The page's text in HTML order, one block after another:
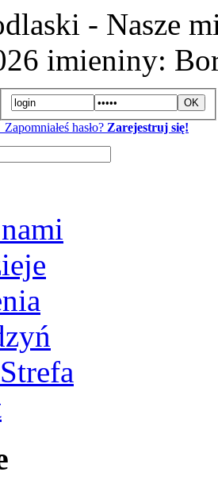
- Nasze
imieniny:
Zapomniałeś hasło? Zarejestruj się!